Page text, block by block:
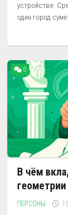
устройстве.
один город
0
В чём
геометрии
ПЕРСОНЫ